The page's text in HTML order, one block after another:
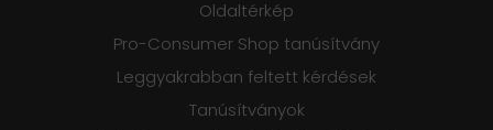
Oldaltérkép
Pro-Consumer Shop tanúsítvány
Leggyakrabban feltett kérdések
Tanúsítványok